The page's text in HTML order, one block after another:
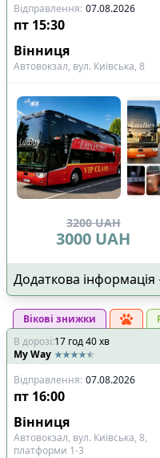
Відправлення: 07.08.2026
пт 15:30
Вінниця
Автовокзал, вул. Київська, 8
3200 UAH
3000 UAH
Додаткова інформація
Вікові знижки
В дорозі:17 год40хв
My Way
Відправлення: 07.08.2026
пт 16:00
Вінниця
Автовокзал, вул. Київська, 8,
платформи 1-3